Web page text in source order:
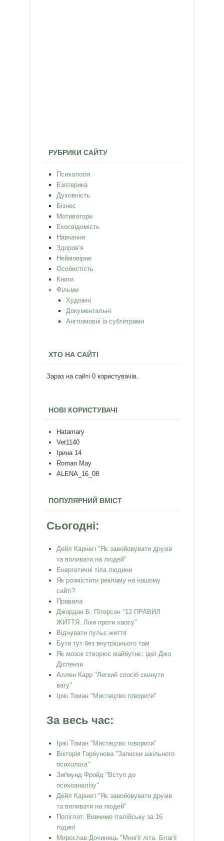
РУБРИКИ САЙТУ
Психологія
Езотерика
Духовність
Бізнес
Мотиватори
Екосвідомість
Навчання
Здоров’я
Неймовірне
Особистість
Книги
Фільми
Художні
Документальні
Англомовні із субтитрами
ХТО НА САЙТІ
Зараз на сайті 0 користувачів.
НОВІ КОРИСТУВАЧІ
Hatamary
Vet1140
Ірина 14
Roman May
ALENA_16_08
ПОПУЛЯРНИЙ ВМІСТ
Сьогодні:
Дейл Карнегі "Як завойовувати друзів
та впливати на людей"
Енергетичні тіла людини
Як розмістити рекламу на нашому
сайті?
Правила
Джордан Б. Пітерсон "12 ПРАВИЛ
ЖИТТЯ. Ліки проти хаосу"
Відчувати пульс життя
Бути тут без внутрішнього там
Як мозок створює майбутнє: ідеї Джо
Діспензи
Аллен Карр "Легкий спосiб скинути
вагу"
Іржі Томан "Мистецтво говорити"
За весь час:
Іржі Томан "Мистецтво говорити"
Вікторія Горбунова "Записки шкільного
психолога"
Зиґмунд Фройд "Вступ до
психоаналізу"
Дейл Карнегі "Як завойовувати друзів
та впливати на людей"
Поліглот. Вивчимо італійську за 16
годин!
Мирослав Дочинець "Многії літа. Благії